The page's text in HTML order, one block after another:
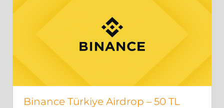
Binance Türkiye Airdrop – 50 TL